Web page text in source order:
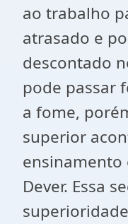
ao trabalho
atrasado e
descontado
pode passar
a fome,
superior
Dever. Essa